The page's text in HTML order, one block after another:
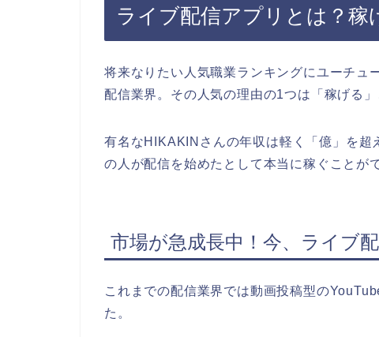
ライブ配信アプリとは？稼
将来なりたい人気職業ランキングにユーチュ
配信業界。その人気の理由の1つは「稼げる」
有名なHIKAKINさんの年収は軽く「億」を
の人が配信を始めたとして本当に稼ぐことが
市場が急成長中！今、ライブ
これまでの配信業界では動画投稿型の
た。